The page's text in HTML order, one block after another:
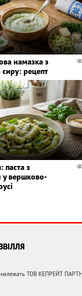
намазка з
сиру: рецепт
паста з
у вершково-
належать ТОВ КЕПРЕЙТ